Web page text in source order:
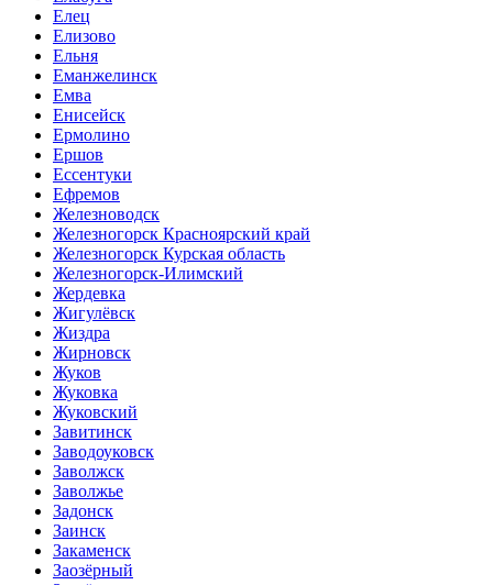
Елец
Елизово
Ельня
Еманжелинск
Емва
Енисейск
Ермолино
Ершов
Ессентуки
Ефремов
Железноводск
Железногорск Красноярский край
Железногорск Курская область
Железногорск-Илимский
Жердевка
Жигулёвск
Жиздра
Жирновск
Жуков
Жуковка
Жуковский
Завитинск
Заводоуковск
Заволжск
Заволжье
Задонск
Заинск
Закаменск
Заозёрный